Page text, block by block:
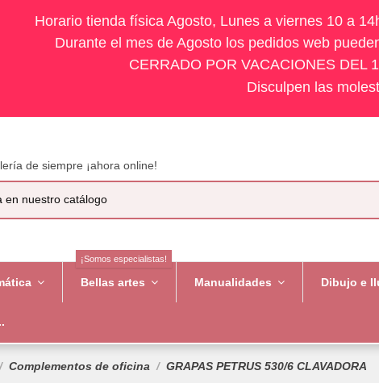
Horario tienda física Agosto, Lunes a viernes 10 a
Durante el mes de Agosto los pedidos web
CERRADO POR VACACIONES DEL
Disculpen las
de siempre ¡ahora online!
Bellas artes
¡Somos especialistas!
Manualidades Dibujo e
Complementos de oficina GRAPAS PETRUS 530/6 CLAVADORA